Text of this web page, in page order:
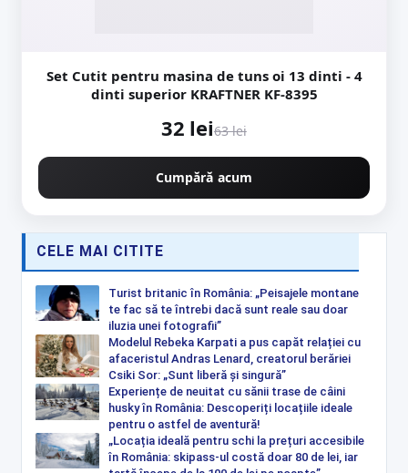
Set Cutit pentru masina de tuns oi 13 dinti - 4
dinti superior KRAFTNER KF-8395
32 lei63 lei
Cumpără acum
CELE MAI CITITE
Turist britanic în România: „Peisajele montane
te fac să te întrebi dacă sunt reale sau doar
iluzia unei fotografii”
Modelul Rebeka Karpati a pus capăt relației cu
afaceristul Andras Lenard, creatorul berăriei
Csiki Sor: „Sunt liberă și singură”
Experiențe de neuitat cu sănii trase de câini
husky în România: Descoperiți locațiile ideale
pentru o astfel de aventură!
„Locația ideală pentru schi la prețuri accesibile
în România: skipass-ul costă doar 80 de lei, iar